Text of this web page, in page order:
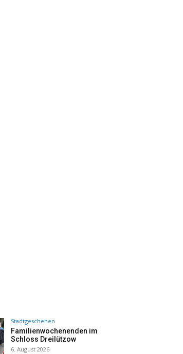
Stadtgeschehen
Familienwochenenden im
Schloss Dreilützow
6. August 2026